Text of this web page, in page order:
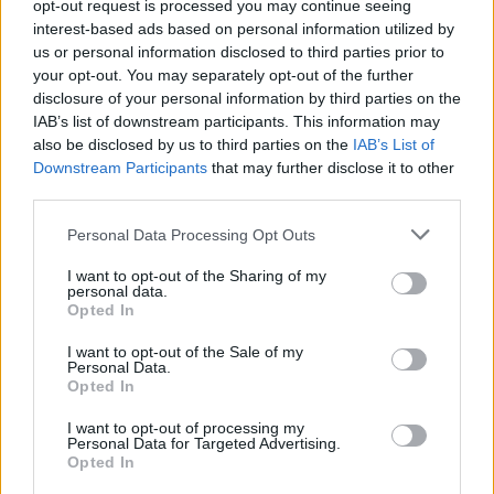
opt-out request is processed you may continue seeing
interest-based ads based on personal information utilized by
us or personal information disclosed to third parties prior to
your opt-out. You may separately opt-out of the further
disclosure of your personal information by third parties on the
IAB’s list of downstream participants. This information may
also be disclosed by us to third parties on the IAB’s List of
Downstream Participants that may further disclose it to other
Personal Data Processing Opt Outs
I want to opt-out of the Sharing of my
personal data.
Opted In
I want to opt-out of the Sale of my
Personal Data.
Opted In
I want to opt-out of processing my
Personal Data for Targeted Advertising.
Opted In
l’air de petites marguerites ? La camomille ne met donc
pas seulement du soleil dans votre vie mais aussidans vos
cheveux.Cette plante est également utilisée dans de
nombreux shampoings pour cheveux blonds. Elle crée
aussi des nuances claires et dorées dans les cheveux
bruns ! Alors, comment se décolorer les cheveux avec la
camomille ? Faites bouillir quelques fleurs ou deux
sachets de camomille séchée dans de l’eau, appliquez
l’infusion refroidie sur vos cheveux lavés. À faire combien
de fois ? Cela dépend clairement de la tonalité de vos
commencerez à voir les résultats. N’en abusez pas, car la
Du miel
Quand vous avez des cheveux bruns et que vous voulez
passer aux cheveux châtains clairs, le miel est idéal pour
un éclaircissement progressif,
voulez éclaircir après avoir lavé vos cheveux et vous
profitez du soleil pendant à peu près deux heures. Vous
pouvez aussi vous créer un spray en mélangeant de l’eau,